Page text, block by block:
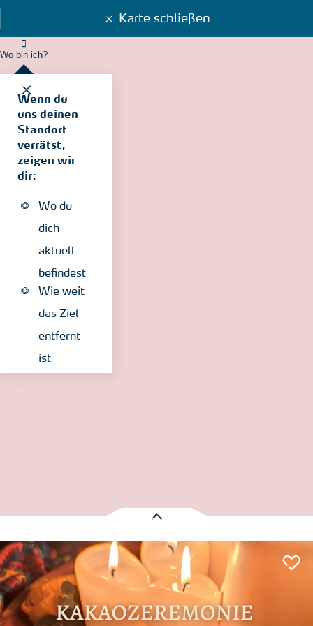
Karte schließen
Wo bin ich?
Wenn du
uns deinen
Standort
verrätst,
zeigen wir
dir:
Wo du
dich
aktuell
befindest
Wie weit
das Ziel
entfernt
ist
1 Treffergefunden:
Wellness/Entspannung buten (outdoor)
Kakaozeremonie am Lagerfeuer
Nordstrand Entfernung anzeigen